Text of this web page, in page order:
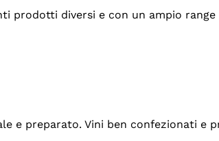
diversi e con un ampio
e preparato. Vini ben confezionati